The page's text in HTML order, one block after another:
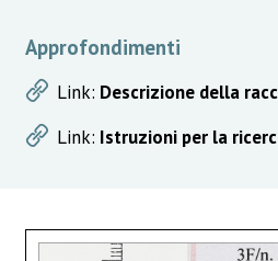
Approfondimenti
Link: Descrizione della
Link: Istruzioni per la